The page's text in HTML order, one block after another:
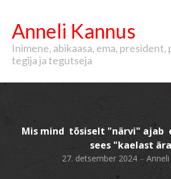
Anneli Kannus
Inimene, abikaasa, ema, president,
tegija ja tegutseja
Mis mind tõsiselt "närvi" ajab
sees "kaelast ära
27. detsember 2024 –